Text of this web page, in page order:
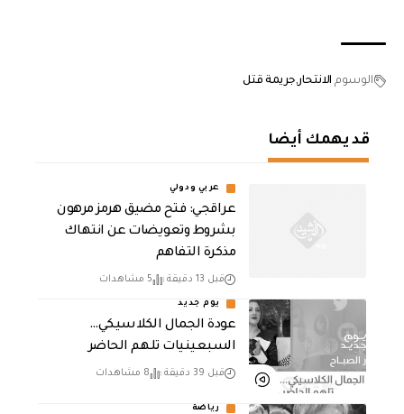
الوسوم الانتحار جريمة قتل
قد يهمك أيضا
عربي ودولي
عراقجي: فتح مضيق هرمز مرهون
بشروط وتعويضات عن انتهاك
مذكرة التفاهم
قبل 13 دقيقة 5 مشاهدات
يوم جديد
عودة الجمال الكلاسيكي…
السبعينيات تلهم الحاضر
قبل 39 دقيقة 8 مشاهدات
رياضة